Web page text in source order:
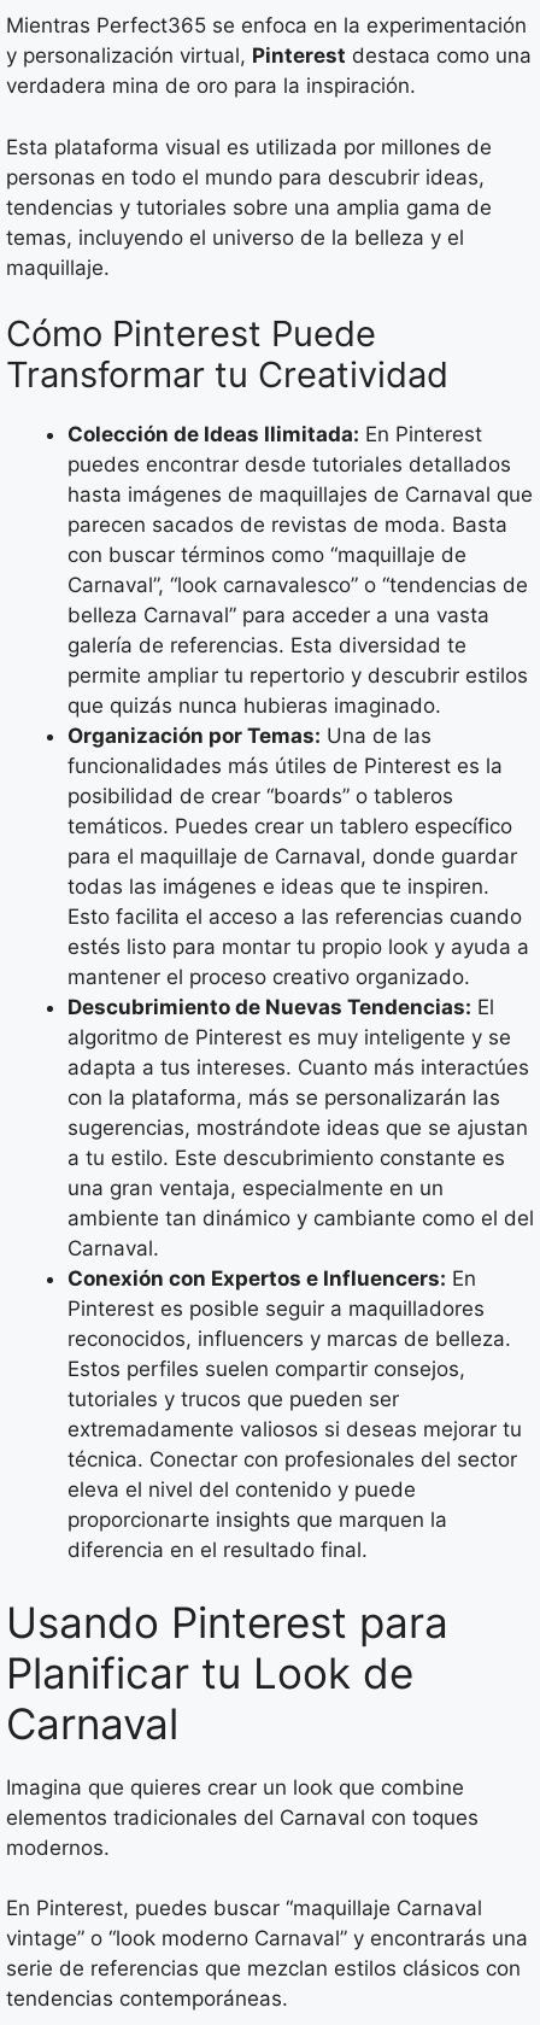
Mientras Perfect365 se enfoca en la experimentación
y personalización virtual, Pinterest destaca como una
verdadera mina de oro para la inspiración.
Esta plataforma visual es utilizada por millones de
personas en todo el mundo para descubrir ideas,
tendencias y tutoriales sobre una amplia gama de
temas, incluyendo el universo de la belleza y el
maquillaje.
Cómo Pinterest Puede
Transformar tu Creatividad
Colección de Ideas Ilimitada: En Pinterest
puedes encontrar desde tutoriales detallados
hasta imágenes de maquillajes de Carnaval que
parecen sacados de revistas de moda. Basta
con buscar términos como “maquillaje de
Carnaval”, “look carnavalesco” o “tendencias de
belleza Carnaval” para acceder a una vasta
galería de referencias. Esta diversidad te
permite ampliar tu repertorio y descubrir estilos
que quizás nunca hubieras imaginado.
Organización por Temas: Una de las
funcionalidades más útiles de Pinterest es la
posibilidad de crear “boards” o tableros
temáticos. Puedes crear un tablero específico
para el maquillaje de Carnaval, donde guardar
todas las imágenes e ideas que te inspiren.
Esto facilita el acceso a las referencias cuando
estés listo para montar tu propio look y ayuda a
mantener el proceso creativo organizado.
Descubrimiento de Nuevas Tendencias: El
algoritmo de Pinterest es muy inteligente y se
adapta a tus intereses. Cuanto más interactúes
con la plataforma, más se personalizarán las
sugerencias, mostrándote ideas que se ajustan
a tu estilo. Este descubrimiento constante es
una gran ventaja, especialmente en un
ambiente tan dinámico y cambiante como el del
Carnaval.
Conexión con Expertos e Influencers: En
Pinterest es posible seguir a maquilladores
reconocidos, influencers y marcas de belleza.
Estos perfiles suelen compartir consejos,
tutoriales y trucos que pueden ser
extremadamente valiosos si deseas mejorar tu
técnica. Conectar con profesionales del sector
eleva el nivel del contenido y puede
proporcionarte insights que marquen la
diferencia en el resultado final.
Usando Pinterest para
Planificar tu Look de
Carnaval
Imagina que quieres crear un look que combine
elementos tradicionales del Carnaval con toques
modernos.
En Pinterest, puedes buscar “maquillaje Carnaval
vintage” o “look moderno Carnaval” y encontrarás una
serie de referencias que mezclan estilos clásicos con
tendencias contemporáneas.